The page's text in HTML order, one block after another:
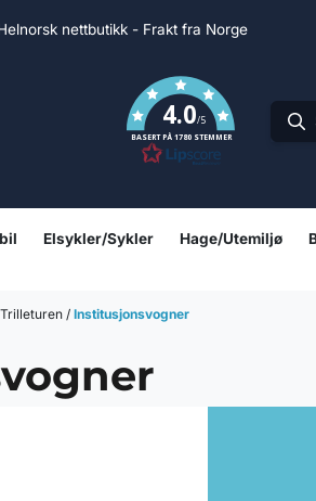
nettbutikk - Frakt fra Norge
4.0/5
BASERT PÅ 1780 STEMMER
Elsykler/Sykler Hage/Utemiljø
Trilleturen / Institusjonsvogner